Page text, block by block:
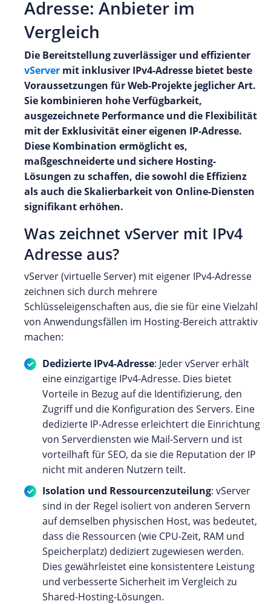
Adresse: Anbieter im
Vergleich
Die Bereitstellung zuverlässiger und effizienter
vServer mit inklusiver IPv4-Adresse bietet beste
Voraussetzungen für Web-Projekte jeglicher Art.
Sie kombinieren hohe Verfügbarkeit,
ausgezeichnete Performance und die Flexibilität
mit der Exklusivität einer eigenen IP-Adresse.
Diese Kombination ermöglicht es,
maßgeschneiderte und sichere Hosting-
Lösungen zu schaffen, die sowohl die Effizienz
als auch die Skalierbarkeit von Online-Diensten
signifikant erhöhen.
Was zeichnet vServer mit IPv4
Adresse aus?
vServer (virtuelle Server) mit eigener IPv4-Adresse
zeichnen sich durch mehrere
Schlüsseleigenschaften aus, die sie für eine Vielzahl
von Anwendungsfällen im Hosting-Bereich attraktiv
machen:
Dedizierte IPv4-Adresse: Jeder vServer erhält
eine einzigartige IPv4-Adresse. Dies bietet
Vorteile in Bezug auf die Identifizierung, den
Zugriff und die Konfiguration des Servers. Eine
dedizierte IP-Adresse erleichtert die Einrichtung
von Serverdiensten wie Mail-Servern und ist
vorteilhaft für SEO, da sie die Reputation der IP
nicht mit anderen Nutzern teilt.
Isolation und Ressourcenzuteilung: vServer
sind in der Regel isoliert von anderen Servern
auf demselben physischen Host, was bedeutet,
dass die Ressourcen (wie CPU-Zeit, RAM und
Speicherplatz) dediziert zugewiesen werden.
Dies gewährleistet eine konsistentere Leistung
und verbesserte Sicherheit im Vergleich zu
Shared-Hosting-Lösungen.